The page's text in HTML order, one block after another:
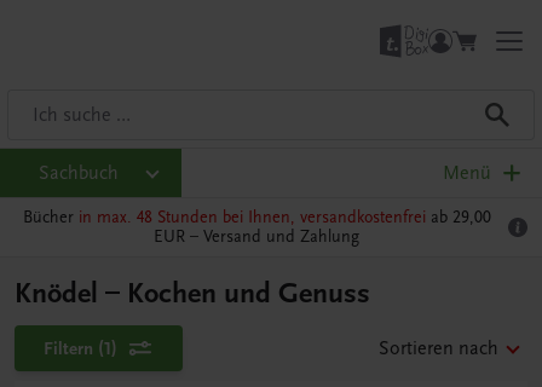
Sachbuch Menü
Bücher in max. 48 Stunden bei Ihnen, versandkostenfrei ab 29,00
EUR – Versand und Zahlung
Knödel – Kochen und Genuss
Filtern (1) Sortieren nach